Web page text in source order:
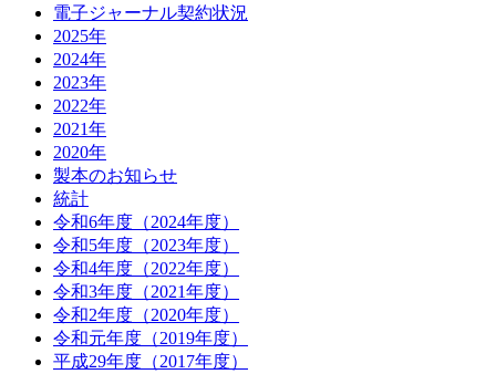
電子ジャーナル契約状況
2025年
2024年
2023年
2022年
2021年
2020年
製本のお知らせ
統計
令和6年度（2024年度）
令和5年度（2023年度）
令和4年度（2022年度）
令和3年度（2021年度）
令和2年度（2020年度）
令和元年度（2019年度）
平成29年度（2017年度）